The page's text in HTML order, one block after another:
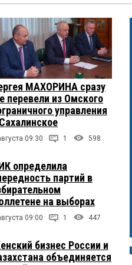
МАХОРИНА сразу
перевели из Омского
управления
09:30 1 598
определила
партий в
на выборах
09:00 1 447
бизнес России и
объединяется